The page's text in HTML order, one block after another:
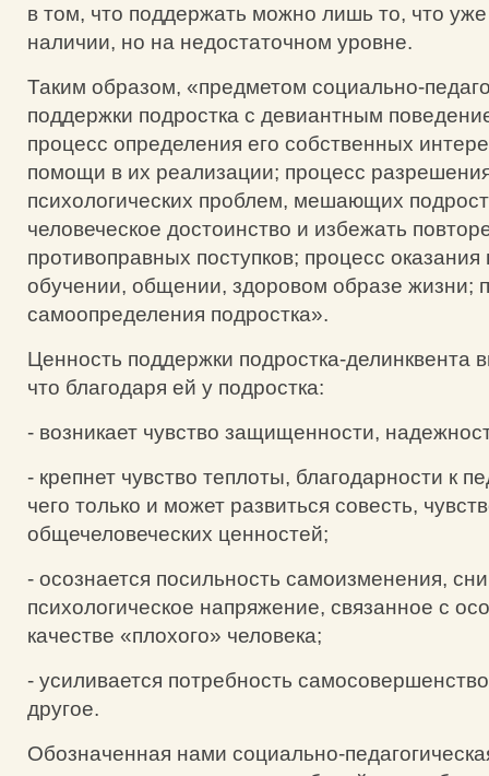
в том, что поддержать можно лишь то, что уже
наличии, но на недостаточном уровне.
Таким образом, «предметом социально-
поддержки подростка с девиантным
процесс определения его собственных
помощи в их реализации; процесс
психологических проблем, мешающих
человеческое достоинство и избежать
противоправных поступков; процесс
обучении, общении, здоровом образе жизни;
самоопределения подростка».
Ценность поддержки подростка-делинквента
что благодаря ей у подростка:
- возникает чувство защищенности,
- крепнет чувство теплоты, благодарности к
чего только и может развиться совесть,
общечеловеческих ценностей;
- осознается посильность самоизменения,
психологическое напряжение, связанное с
качестве «плохого» человека;
- усиливается потребность
другое.
Обозначенная нами социально-